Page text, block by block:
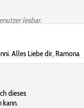
lesbar.
Alles Liebe dir, Ramona
dieses
kann.